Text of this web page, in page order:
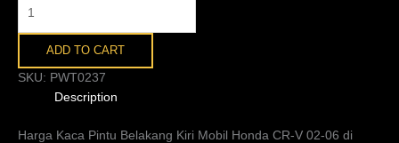
ADD TO CART
SKU: PWT0237
Description
Harga Kaca Pintu Belakang Kiri Mobil Honda CR-V 02-06 di